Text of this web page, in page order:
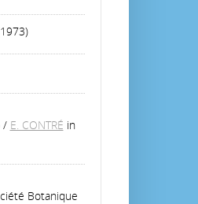
/ E. CONTRÉ in
Botanique